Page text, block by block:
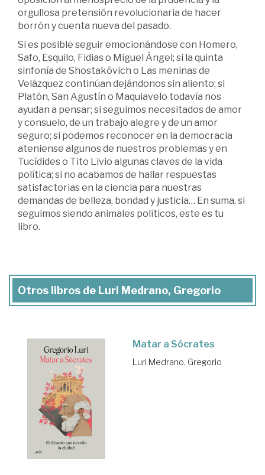
orgullosa pretensión revolucionaria de hacer
borrón y cuenta nueva del pasado.
Si es posible seguir emocionándose con Homero,
Safo, Esquilo, Fidias o Miguel Ángel; si la quinta
sinfonía de Shostakóvich o Las meninas de
Velázquez continúan dejándonos sin aliento; si
Platón, San Agustín o Maquiavelo todavía nos
ayudan a pensar; si seguimos necesitados de amor
y consuelo, de un trabajo alegre y de un amor
seguro; si podemos reconocer en la democracia
ateniense algunos de nuestros problemas y en
Tucídides o Tito Livio algunas claves de la vida
política; si no acabamos de hallar respuestas
satisfactorias en la ciencia para nuestras
demandas de belleza, bondad y justicia… En suma, si
seguimos siendo animales políticos, este es tu
libro.
Otros libros de Luri Medrano, Gregorio
Matar a Sócrates
Luri Medrano, Gregorio